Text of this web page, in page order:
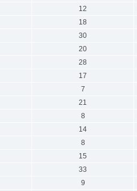
12
18
30
20
28
17
7
21
8
14
8
15
33
9